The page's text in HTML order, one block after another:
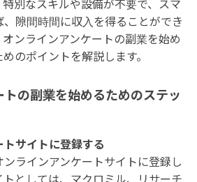
特別なスキルや設備が不要で、スマ
隙間時間に収入を得ることができ
ンラインアンケートの副業を始め
のポイントを解説します。
トの副業を始めるためのステッ
トサイトに登録する
ンラインアンケートサイトに登録し